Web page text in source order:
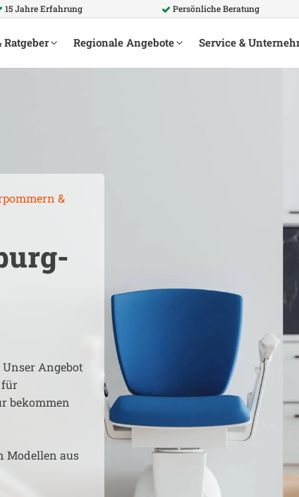
15 Jahre Erfahrung Persönliche Beratung
Ratgeber Regionale Angebote Service &
&
Angebot
für
bekommen
Modellen aus